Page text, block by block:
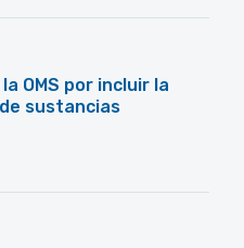
OMS por incluir la
sustancias